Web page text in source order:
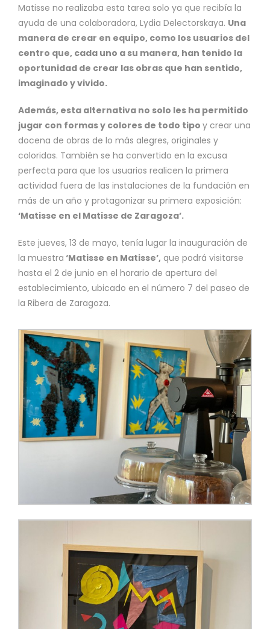
Matisse no realizaba esta tarea solo ya que recibía la
ayuda de una colaboradora, Lydia Delectorskaya. Una
manera de crear en equipo, como los usuarios del
centro que, cada uno a su manera, han tenido la
oportunidad de crear las obras que han sentido,
imaginado y vivido.
Además, esta alternativa no solo les ha permitido
jugar con formas y colores de todo tipo y crear una
docena de obras de lo más alegres, originales y
coloridas. También se ha convertido en la excusa
perfecta para que los usuarios realicen la primera
actividad fuera de las instalaciones de la fundación en
más de un año y protagonizar su primera exposición:
‘Matisse en el Matisse de Zaragoza’.
Este jueves, 13 de mayo, tenía lugar la inauguración de
la muestra ‘Matisse en Matisse’, que podrá visitarse
hasta el 2 de junio en el horario de apertura del
establecimiento, ubicado en el número 7 del paseo de
la Ribera de Zaragoza.